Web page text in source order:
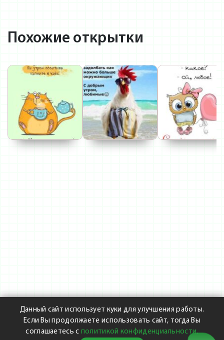
Похожие открытки
Данный сайт использует куки для улучшения работы.
Если Вы продолжаете использовать сайт, тогда Вы
соглашаетесь с политикой конфиденциальности.